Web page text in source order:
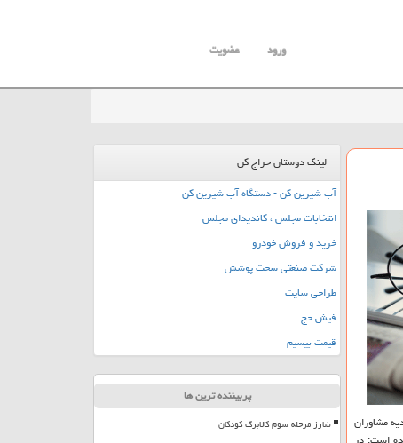
ورود عضویت
مشاوران
لینک دوستان حراج کن
آب شیرین کن - دستگاه آب شیرین کن
انتخابات مجلس ، کاندیدای مجلس
خرید و فروش خودرو
شرکت صنعتی سخت پوشش
طراحی سایت
فیش حج
قیمت بیسیم
پربیننده ترین ها
شارژ مرحله سوم کالابرگ کودکان